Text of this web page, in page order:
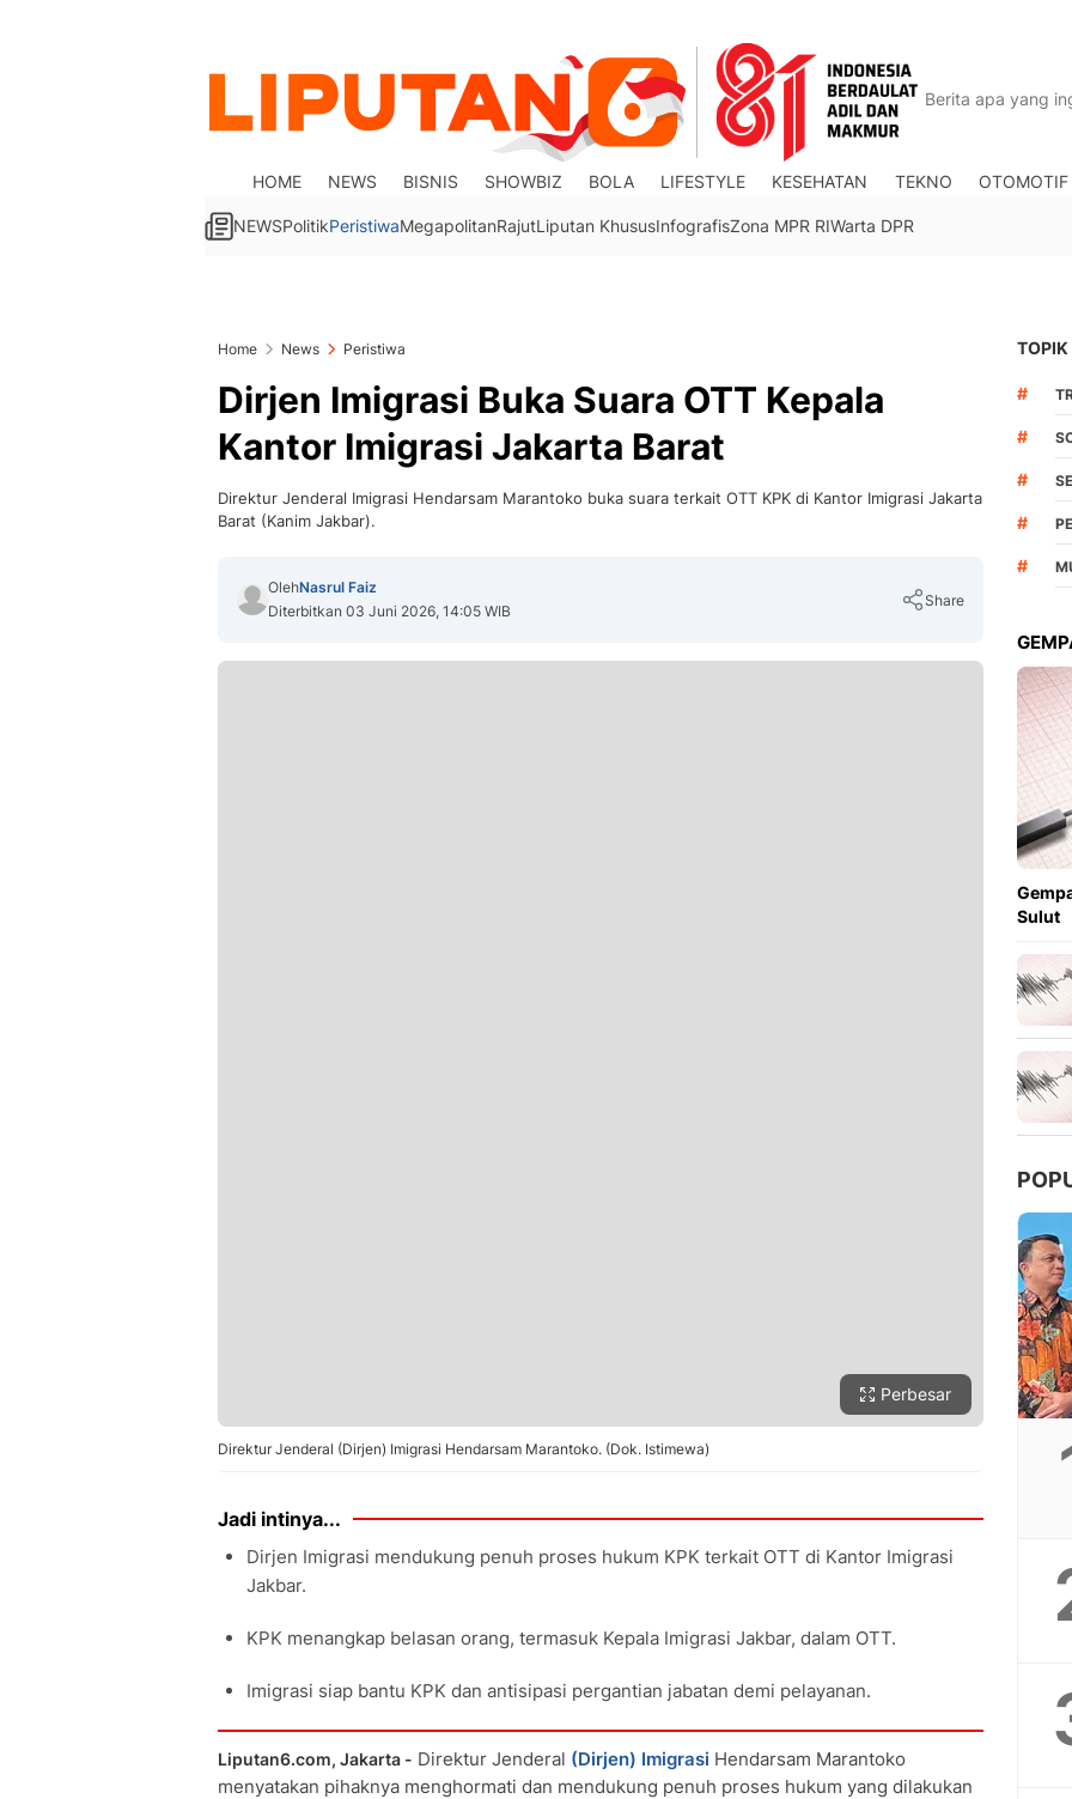
HOME NEWS BISNIS SHOWBIZ BOLA LIFESTYLE KESEHATAN TEKNO OTOMOTIF
NEWSPolitikPeristiwaMegapolitanRajutLiputan KhususInfografisZona MPR RIWarta DPR
Home News Peristiwa
Dirjen Imigrasi Buka Suara OTT Kepala
Kantor Imigrasi Jakarta Barat
Direktur Jenderal Imigrasi Hendarsam Marantoko buka suara terkait OTT KPK di Kantor Imigrasi Jakarta
Barat (Kanim Jakbar).
OlehNasrul Faiz
Diterbitkan 03 Juni 2026, 14:05 WIB
Share
Perbesar
Direktur Jenderal (Dirjen) Imigrasi Hendarsam Marantoko. (Dok. Istimewa)
Jadi intinya...
Dirjen Imigrasi mendukung penuh proses hukum KPK terkait OTT di Kantor Imigrasi
Jakbar.
KPK menangkap belasan orang, termasuk Kepala Imigrasi Jakbar, dalam OTT.
Imigrasi siap bantu KPK dan antisipasi pergantian jabatan demi pelayanan.
Liputan6.com, Jakarta - Direktur Jenderal (Dirjen) Imigrasi Hendarsam Marantoko
menyatakan pihaknya menghormati dan mendukung penuh proses hukum yang dilakukan
TOPIK
#
#
#
#
#
Sulut